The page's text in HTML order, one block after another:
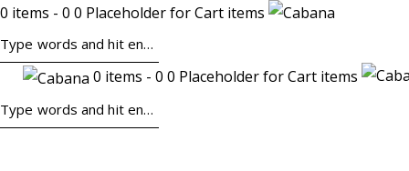
0 items - 0 0 Placeholder for Cart items
0 items - 0 0 Placeholder for Cart items